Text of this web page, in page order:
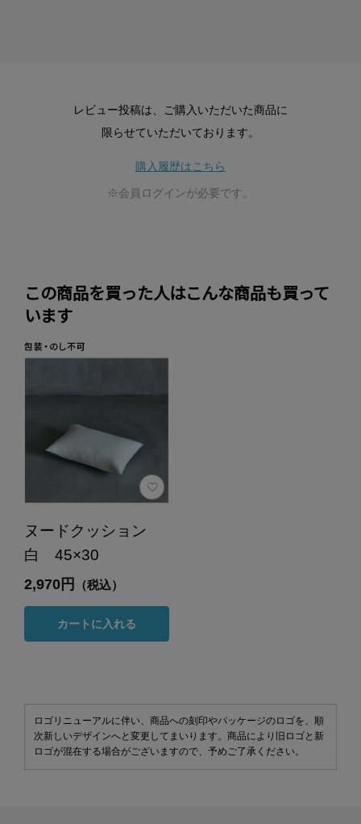
レビュー投稿は、ご購入いただいた商品に
限らせていただいております。
購入履歴はこちら
※会員ログインが必要です。
この商品を買った人はこんな商品も買って
います
ヌードクッション
白 45×30
2,970円 （税込）
カートに入れる
ロゴリニューアルに伴い、商品への刻印やパッケージのロゴを、順
次新しいデザインへと変更してまいります。商品により旧ロゴと新
ロゴが混在する場合がございますので、予めご了承ください。